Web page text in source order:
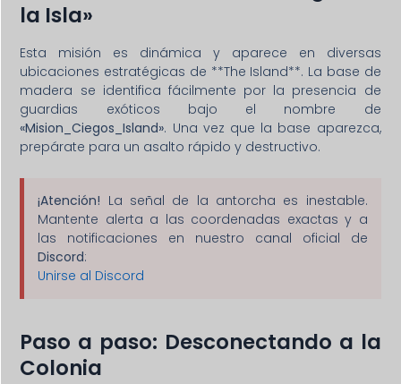
la Isla»
Esta misión es dinámica y aparece en diversas
ubicaciones estratégicas de **The Island**. La base de
madera se identifica fácilmente por la presencia de
guardias exóticos bajo el nombre de
«Mision_Ciegos_Island». Una vez que la base aparezca,
prepárate para un asalto rápido y destructivo.
¡Atención! La señal de la antorcha es inestable.
Mantente alerta a las coordenadas exactas y a
las notificaciones en nuestro canal oficial de
Discord:
Unirse al Discord
Paso a paso: Desconectando a la
Colonia